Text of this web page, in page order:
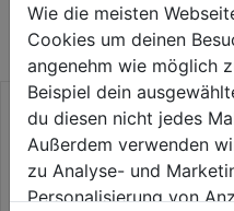
KATEGORIE
Wie die meisten
Cookies um deinen
angenehm wie möglich
Beispiel dein
du diesen nicht jedes
Außerdem verwenden
zu Analyse- und
Personalisierung von